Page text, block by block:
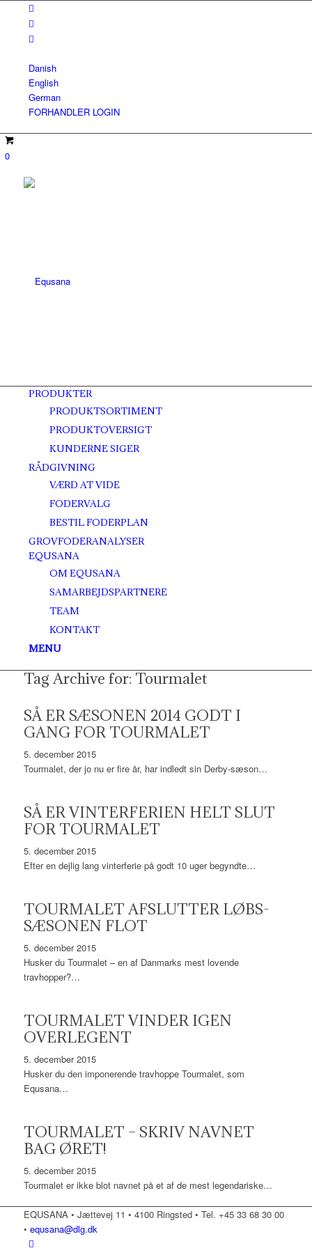
Danish
English
German
FORHANDLER LOGIN
0
PRODUKTER
PRODUKTSORTIMENT
PRODUKTOVERSIGT
KUNDERNE SIGER
RÅDGIVNING
VÆRD AT VIDE
FODERVALG
BESTIL FODERPLAN
GROVFODERANALYSER
EQUSANA
OM EQUSANA
SAMARBEJDSPARTNERE
TEAM
KONTAKT
MENU
Tag Archive for: Tourmalet
SÅ ER SÆSONEN 2014 GODT I
GANG FOR TOURMALET
5. december 2015
Tourmalet, der jo nu er fire år, har indledt sin Derby-sæson…
SÅ ER VINTERFERIEN HELT SLUT
FOR TOURMALET
5. december 2015
Efter en dejlig lang vinterferie på godt 10 uger begyndte…
TOURMALET AFSLUTTER LØBS-
SÆSONEN FLOT
5. december 2015
Husker du Tourmalet – en af Danmarks mest lovende
travhopper?…
TOURMALET VINDER IGEN
OVERLEGENT
5. december 2015
Husker du den imponerende travhoppe Tourmalet, som
Equsana…
TOURMALET – SKRIV NAVNET
BAG ØRET!
5. december 2015
Tourmalet er ikke blot navnet på et af de mest legendariske…
EQUSANA • Jættevej 11 • 4100 Ringsted • Tel. +45 33 68 30 00
• equsana@dlg.dk